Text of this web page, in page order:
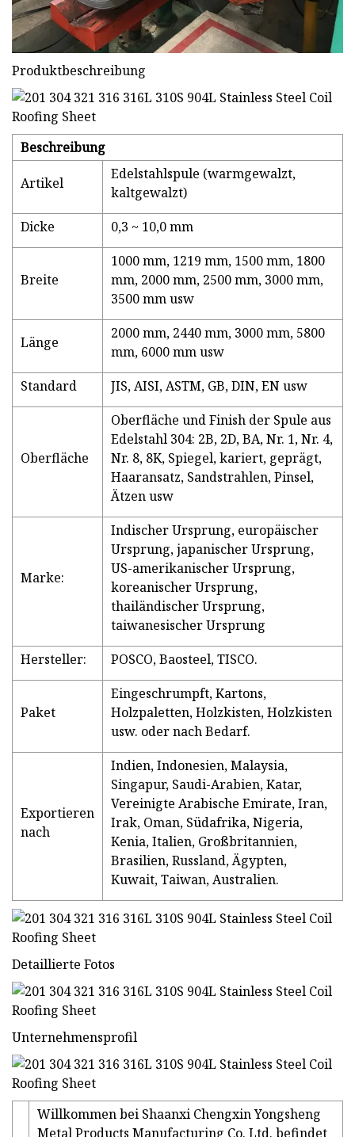
Produktbeschreibung
Beschreibung
Artikel
Edelstahlspule (warmgewalzt,
kaltgewalzt)
Dicke
0,3 ~ 10,0 mm
Breite
1000 mm, 1219 mm, 1500 mm, 1800
mm, 2000 mm, 2500 mm, 3000 mm,
3500 mm usw
Länge
2000 mm, 2440 mm, 3000 mm, 5800
mm, 6000 mm usw
Standard
JIS, AISI, ASTM, GB, DIN, EN usw
Oberfläche
Oberfläche und Finish der Spule aus
Edelstahl 304: 2B, 2D, BA, Nr. 1, Nr. 4,
Nr. 8, 8K, Spiegel, kariert, geprägt,
Haaransatz, Sandstrahlen, Pinsel,
Ätzen usw
Marke:
Indischer Ursprung, europäischer
Ursprung, japanischer Ursprung,
US-amerikanischer Ursprung,
koreanischer Ursprung,
thailändischer Ursprung,
taiwanesischer Ursprung
Hersteller:
POSCO, Baosteel, TISCO.
Paket
Eingeschrumpft, Kartons,
Holzpaletten, Holzkisten, Holzkisten
usw. oder nach Bedarf.
Exportieren
nach
Indien, Indonesien, Malaysia,
Singapur, Saudi-Arabien, Katar,
Vereinigte Arabische Emirate, Iran,
Irak, Oman, Südafrika, Nigeria,
Kenia, Italien, Großbritannien,
Brasilien, Russland, Ägypten,
Kuwait, Taiwan, Australien.
Detaillierte Fotos
Unternehmensprofil
Willkommen bei Shaanxi Chengxin Yongsheng
Metal Products Manufacturing Co. Ltd. befindet